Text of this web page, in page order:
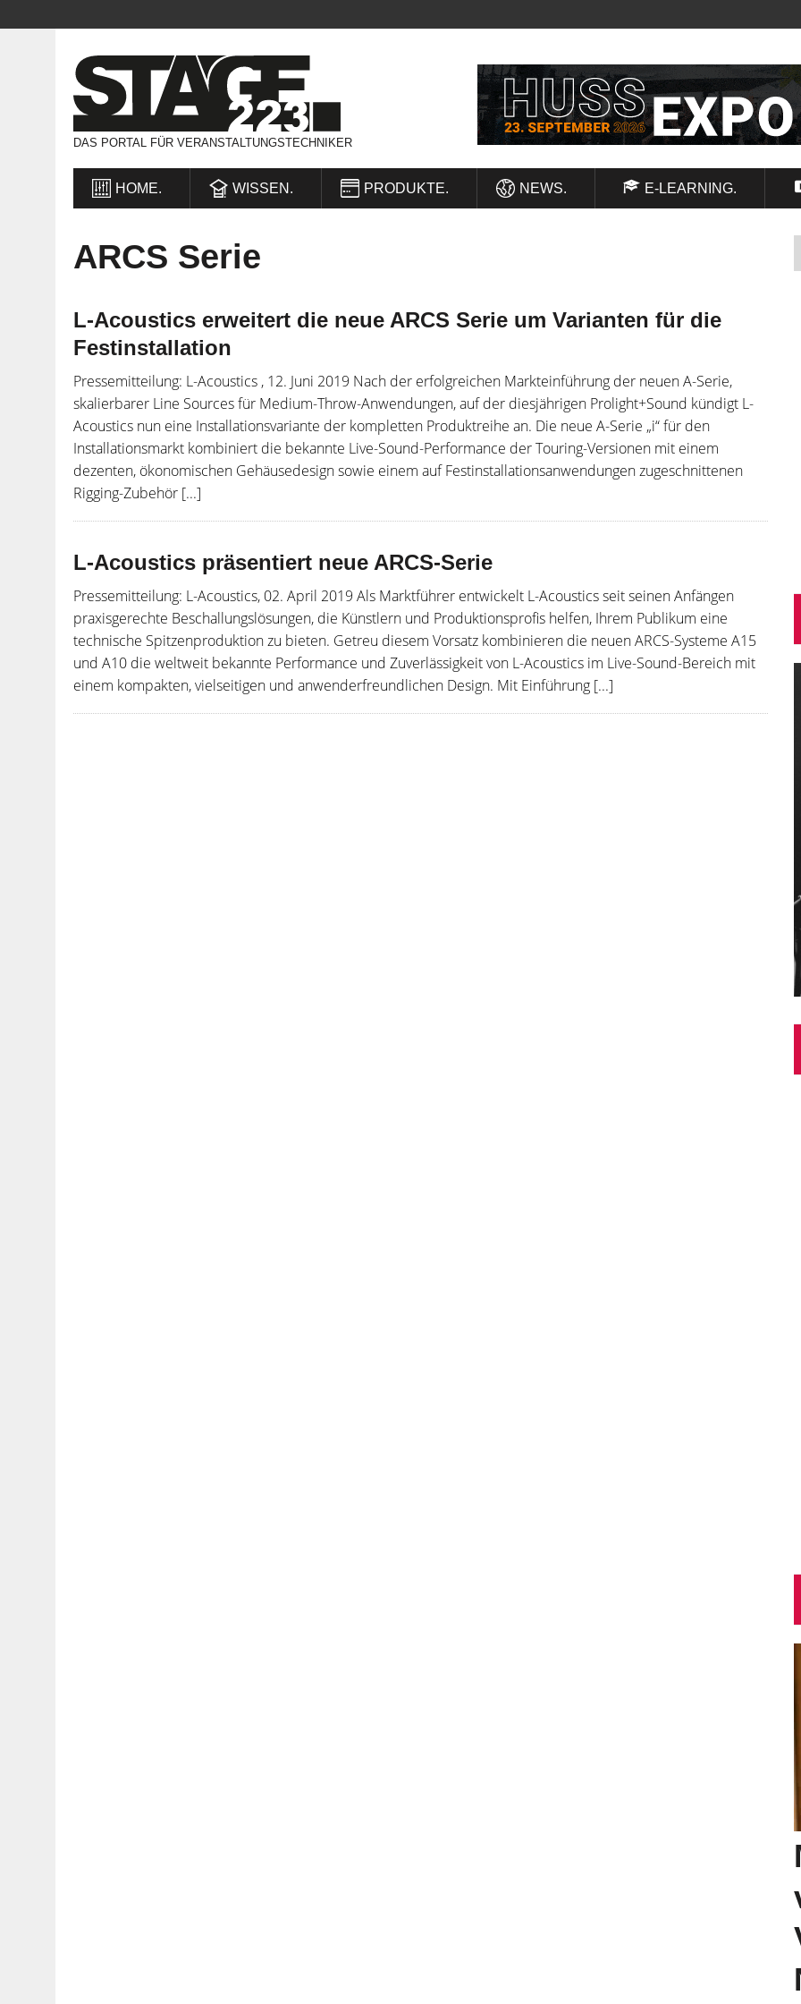
DAS PORTAL FÜR VERANSTALTUNGSTECHNIKER
HOME. WISSEN. PRODUKTE. NEWS. E-LEARNING.
ARCS Serie
L-Acoustics erweitert die neue ARCS Serie um Varianten für die
Festinstallation
Pressemitteilung: L-Acoustics , 12. Juni 2019 Nach der erfolgreichen Markteinführung der neuen A-Serie,
skalierbarer Line Sources für Medium-Throw-Anwendungen, auf der diesjährigen Prolight+Sound kündigt L-
Acoustics nun eine Installationsvariante der kompletten Produktreihe an. Die neue A-Serie „i“ für den
Installationsmarkt kombiniert die bekannte Live-Sound-Performance der Touring-Versionen mit einem
dezenten, ökonomischen Gehäusedesign sowie einem auf Festinstallationsanwendungen zugeschnittenen
Rigging-Zubehör [...]
L-Acoustics präsentiert neue ARCS-Serie
Pressemitteilung: L-Acoustics, 02. April 2019 Als Marktführer entwickelt L-Acoustics seit seinen Anfängen
praxisgerechte Beschallungslösungen, die Künstlern und Produktionsprofis helfen, Ihrem Publikum eine
technische Spitzenproduktion zu bieten. Getreu diesem Vorsatz kombinieren die neuen ARCS-Systeme A15
und A10 die weltweit bekannte Performance und Zuverlässigkeit von L-Acoustics im Live-Sound-Bereich mit
einem kompakten, vielseitigen und anwenderfreundlichen Design. Mit Einführung [...]